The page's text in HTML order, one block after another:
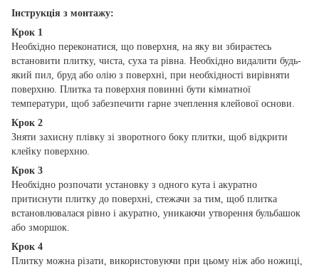
Інструкція з монтажу:
Крок 1
Необхідно переконатися, що поверхня, на яку ви збираєтесь
встановити плитку, чиста, суха та рівна. Необхідно видалити будь-
який пил, бруд або олію з поверхні, при необхідності вирівняти
поверхню. Плитка та поверхня повинні бути кімнатної
температури, щоб забезпечити гарне зчеплення клейової основи.
Крок 2
Зняти захисну плівку зі зворотного боку плитки, щоб відкрити
клейку поверхню.
Крок 3
Необхідно розпочати установку з одного кута і акуратно
притиснути плитку до поверхні, стежачи за тим, щоб плитка
встановлювалася рівно і акуратно, уникаючи утворення бульбашок
або зморшок.
Крок 4
Плитку можна різати, використовуючи при цьому ніж або ножиці,